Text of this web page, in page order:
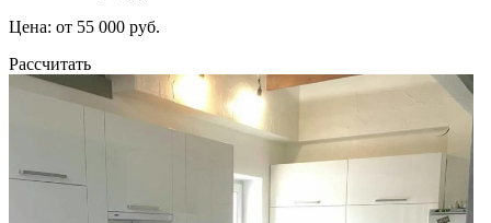
Цена: от 55 000 руб.
Рассчитать